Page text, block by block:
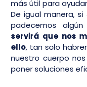
más útil para
De igual manera,
padecemos
servirá que nos
ello, tan solo
nuestro cuerpo
poner soluciones